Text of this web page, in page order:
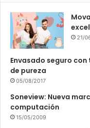
21/
Envasado seguro
de pureza
05/08/2017
Soneview: Nueva
computación
15/05/2009